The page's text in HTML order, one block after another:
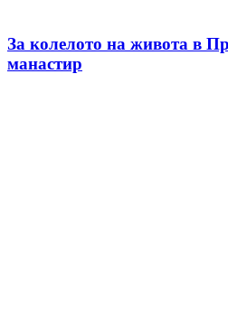
За колелото на живота в
манастир